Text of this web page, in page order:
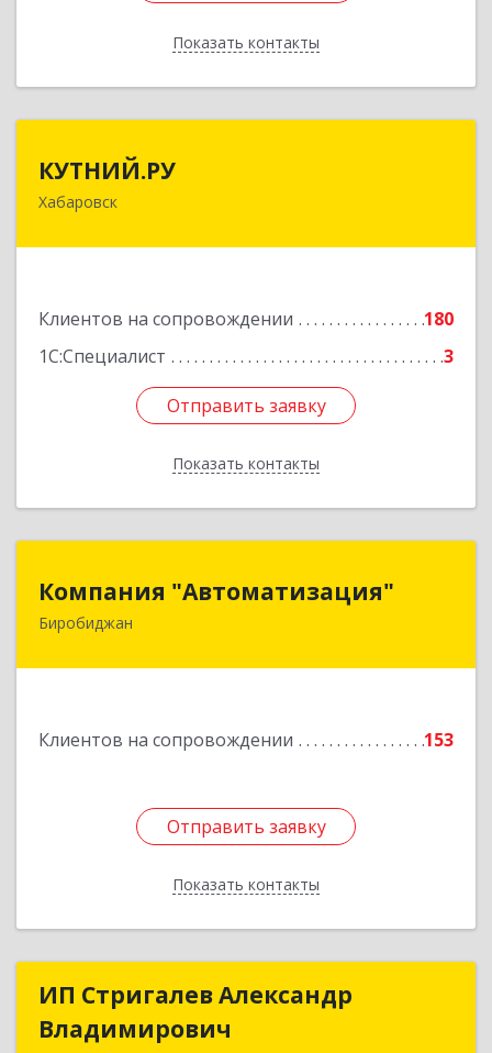
Показать контакты
Назад
КУТНИЙ.РУ
Хабаровск
Клиентов на сопровождении
180
1С:Специалист
3
Отправить заявку
Показать контакты
680007, Хабаровский край, Хабаровск г,
Отправить заявку
Назад
Компания "Автоматизация"
Биробиджан
Клиентов на сопровождении 153
Отправить заявку
Показать контакты
679016, Еврейская Аобл, Биробиджан г,
Отправить заявку
Назад
ИП Стригалев Александр
Владимирович
ИП Стригалев Александр